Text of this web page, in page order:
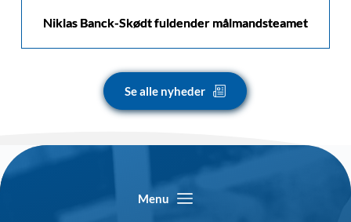
Niklas Banck-Skødt fuldender målmandsteamet
Se alle nyheder
Menu